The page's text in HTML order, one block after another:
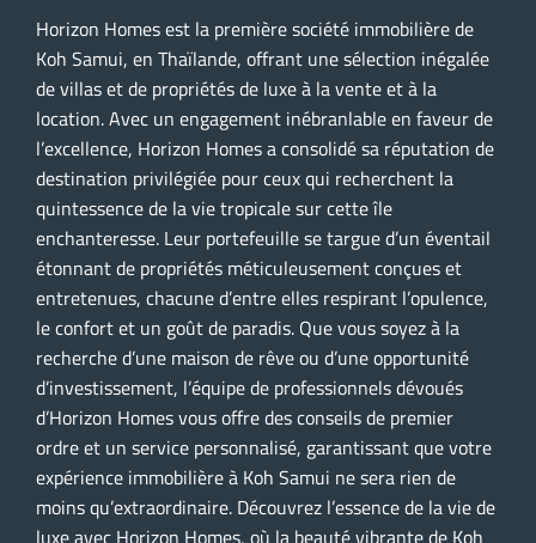
Horizon Homes est la première société immobilière de
Koh Samui, en Thaïlande, offrant une sélection inégalée
de villas et de propriétés de luxe à la vente et à la
location. Avec un engagement inébranlable en faveur de
l’excellence, Horizon Homes a consolidé sa réputation de
destination privilégiée pour ceux qui recherchent la
quintessence de la vie tropicale sur cette île
enchanteresse. Leur portefeuille se targue d’un éventail
étonnant de propriétés méticuleusement conçues et
entretenues, chacune d’entre elles respirant l’opulence,
le confort et un goût de paradis. Que vous soyez à la
recherche d’une maison de rêve ou d’une opportunité
d’investissement, l’équipe de professionnels dévoués
d’Horizon Homes vous offre des conseils de premier
ordre et un service personnalisé, garantissant que votre
expérience immobilière à Koh Samui ne sera rien de
moins qu’extraordinaire. Découvrez l’essence de la vie de
luxe avec Horizon Homes, où la beauté vibrante de Koh